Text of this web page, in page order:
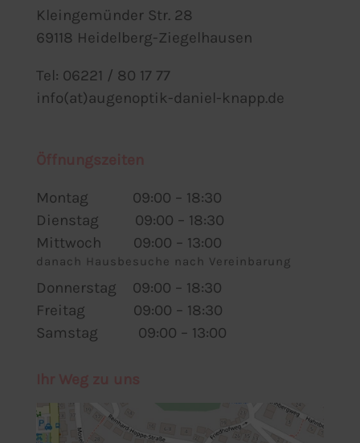
Kleingemünder Str. 28
69118 Heidelberg-Ziegelhausen
Tel: 06221 / 80 17 77
info(at)augenoptik-daniel-knapp.de
Montag 09:00 – 18:30
Dienstag 09:00 – 18:30
Mittwoch 09:00 – 13:00
danach Hausbesuche nach Vereinbarung
Donnerstag 09:00 – 18:30
Freitag 09:00 – 18:30
Samstag 09:00 – 13:00